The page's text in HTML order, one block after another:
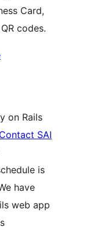
Card,
codes.
on Rails
Contact SAI
is
have
web app